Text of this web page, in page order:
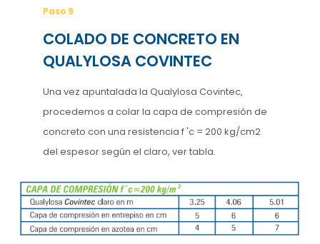
Paso 9
COLADO DE CONCRETO EN
QUALYLOSA COVINTEC
Una vez apuntalada la Qualylosa Covintec,
procedemos a colar la capa de compresión de
concreto con una resistencia f 'c = 200 kg/cm2
del espesor según el claro, ver tabla.